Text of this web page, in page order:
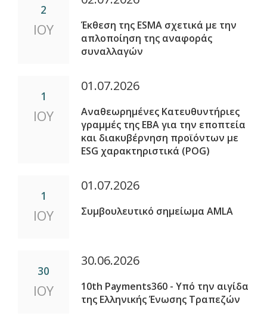
2
ΙΟΥ
Έκθεση της ESMA σχετικά με την
απλοποίηση της αναφοράς
συναλλαγών
1
ΙΟΥ
01.07.2026
Αναθεωρημένες Κατευθυντήριες
γραμμές της EBA για την εποπτεία
και διακυβέρνηση προϊόντων με
ESG χαρακτηριστικά (POG)
1
ΙΟΥ
01.07.2026
Συμβουλευτικό σημείωμα AMLA
30
ΙΟΥ
30.06.2026
10th Payments360 - Υπό την αιγίδα
της Ελληνικής Ένωσης Τραπεζών